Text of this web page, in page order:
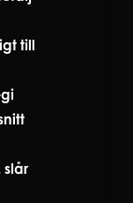
till
slår